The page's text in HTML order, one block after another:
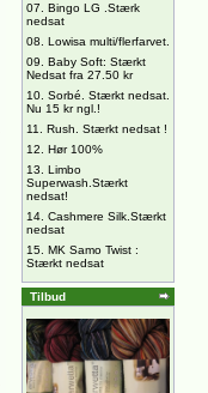
07. Bingo LG .Stærk
nedsat
08. Lowisa multi/flerfarvet.
09. Baby Soft: Stærkt
Nedsat fra 27.50 kr
10. Sorbé. Stærkt nedsat.
Nu 15 kr ngl.!
11. Rush. Stærkt nedsat !
12. Hør 100%
13. Limbo
Superwash.Stærkt
nedsat!
14. Cashmere Silk.Stærkt
nedsat
15. MK Samo Twist :
Stærkt nedsat
Tilbud